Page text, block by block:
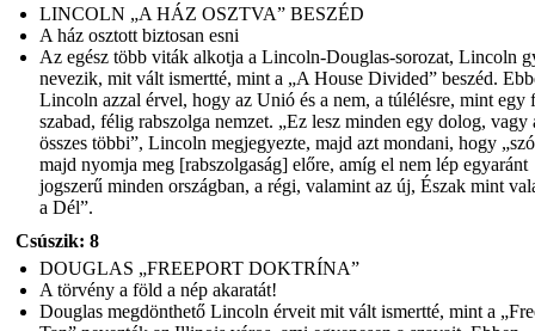
LINCOLN „A HÁZ OSZTVA” BESZÉD
A ház osztott biztosan esni
Az egész több viták alkotja a Lincoln-Douglas-sorozat, Lincoln
nevezik, mit vált ismertté, mint a „A House Divided” beszéd.
Lincoln azzal érvel, hogy az Unió és a nem, a túlélésre, mint egy
szabad, félig rabszolga nemzet. „Ez lesz minden egy dolog, vagy
összes többi”, Lincoln megjegyezte, majd azt mondani, hogy
majd nyomja meg [rabszolgaság] előre, amíg el nem lép egyaránt
jogszerű minden országban, a régi, valamint az új, Észak mint
a Dél”.
Csúszik: 8
DOUGLAS „FREEPORT DOKTRÍNA”
A törvény a föld a nép akaratát!
Douglas megdönthető Lincoln érveit mit vált ismertté, mint a